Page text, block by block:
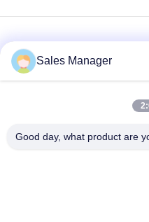
гидравлические
Копёр
молоток
Sales Manager
Good day, what product are